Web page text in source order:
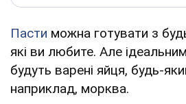
Пасти можна готувати з
які ви любите. Але
будуть варені яйця, будь-
наприклад, морква.